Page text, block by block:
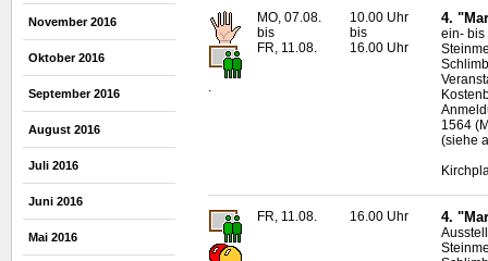
November 2016
Oktober 2016
September 2016
August 2016
Juli 2016
Juni 2016
Mai 2016
.
MO, 07.08.
bis
FR, 11.08.
10.00 Uhr
bis
16.00 Uhr
4.
ein- bis
1564
(siehe
FR, 11.08. 16.00 Uhr 4.